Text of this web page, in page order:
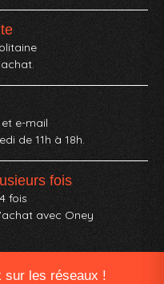
e-mail
de 11h à 18h.
fois
fois
avec Oney​
sur les réseaux !